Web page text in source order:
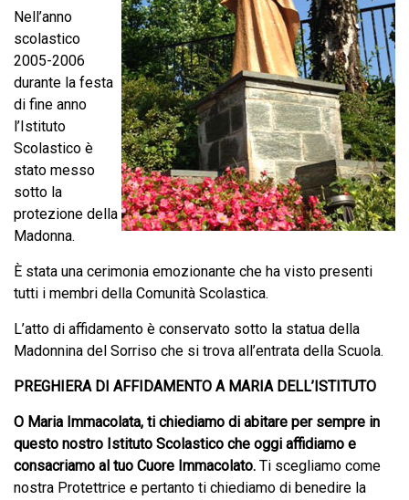
Nell’anno
scolastico
2005-2006
durante la festa
di fine anno
l’Istituto
Scolastico è
stato messo
sotto la
protezione della
Madonna.
È stata una cerimonia emozionante che ha visto presenti
tutti i membri della Comunità Scolastica.
L’atto di affidamento è conservato sotto la statua della
Madonnina del Sorriso che si trova all’entrata della Scuola.
PREGHIERA DI AFFIDAMENTO A MARIA DELL’ISTITUTO
O Maria Immacolata, ti chiediamo di abitare per sempre in
questo nostro Istituto Scolastico che oggi affidiamo e
consacriamo al tuo Cuore Immacolato. Ti scegliamo come
nostra Protettrice e pertanto ti chiediamo di benedire la